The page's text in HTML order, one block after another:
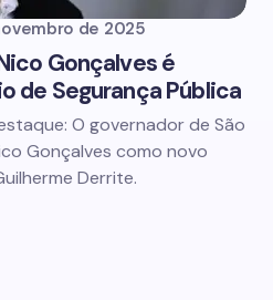
de 2025
Gonçalves é
de Segurança Pública
O governador de São
Gonçalves como novo
Derrite.